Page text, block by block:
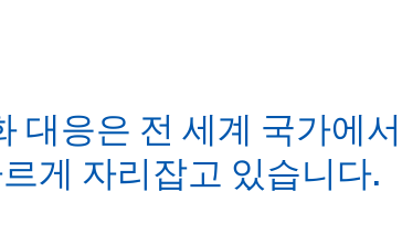
대응은 전 세계 국가에서
게 자리잡고 있습니다.